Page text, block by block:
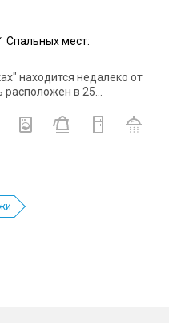
Спальных мест:
находится недалеко от
в 25...